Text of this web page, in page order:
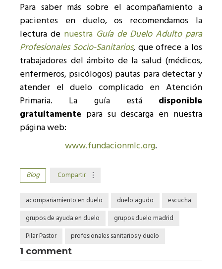
Para saber más sobre el acompañamiento a
pacientes en duelo, os recomendamos la
lectura de nuestra Guía de Duelo Adulto para
Profesionales Socio-Sanitarios, que ofrece a los
trabajadores del ámbito de la salud (médicos,
enfermeros, psicólogos) pautas para detectar y
atender el duelo complicado en Atención
Primaria. La guía está disponible
gratuitamente para su descarga en nuestra
página web:
www.fundacionmlc.org.
Blog Compartir
acompañamiento en duelo duelo agudo
escucha
grupos de ayuda en duelo
grupos duelo madrid
Pilar Pastor
profesionales sanitarios y duelo
1 comment